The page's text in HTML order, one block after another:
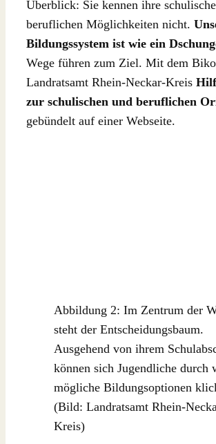
Überblick: Sie kennen ihre
beruflichen Möglichkeiten nicht.
Bildungssystem ist wie ein
Wege führen zum Ziel. Mit dem
Landratsamt Rhein-Neckar-Kreis
zur schulischen und beruflichen
gebündelt auf einer Webseite.
Abbildung 2: Im Zentrum der
steht der Entscheidungsbaum.
Ausgehend von ihrem
können sich Jugendliche durch
mögliche Bildungsoptionen
(Bild: Landratsamt Rhein-
Kreis)